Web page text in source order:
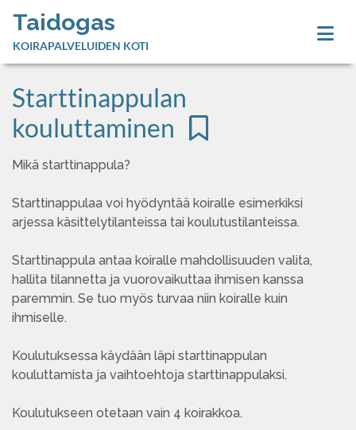
Taidogas
KOIRAPALVELUIDEN KOTI
Starttinappulan
kouluttaminen
Mikä starttinappula?
Starttinappulaa voi hyödyntää koiralle esimerkiksi
arjessa käsittelytilanteissa tai koulutustilanteissa.
Starttinappula antaa koiralle mahdollisuuden valita,
hallita tilannetta ja vuorovaikuttaa ihmisen kanssa
paremmin. Se tuo myös turvaa niin koiralle kuin
ihmiselle.
Koulutuksessa käydään läpi starttinappulan
kouluttamista ja vaihtoehtoja starttinappulaksi.
Koulutukseen otetaan vain 4 koirakkoa.